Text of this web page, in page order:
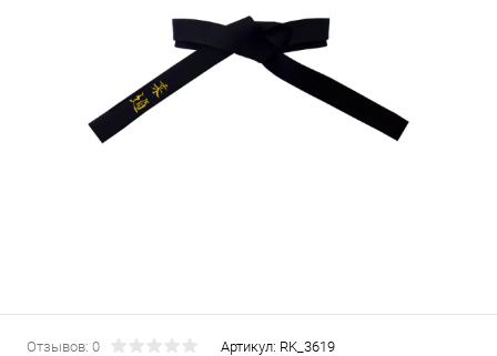
Отзывов: 0 Артикул: RK_3619